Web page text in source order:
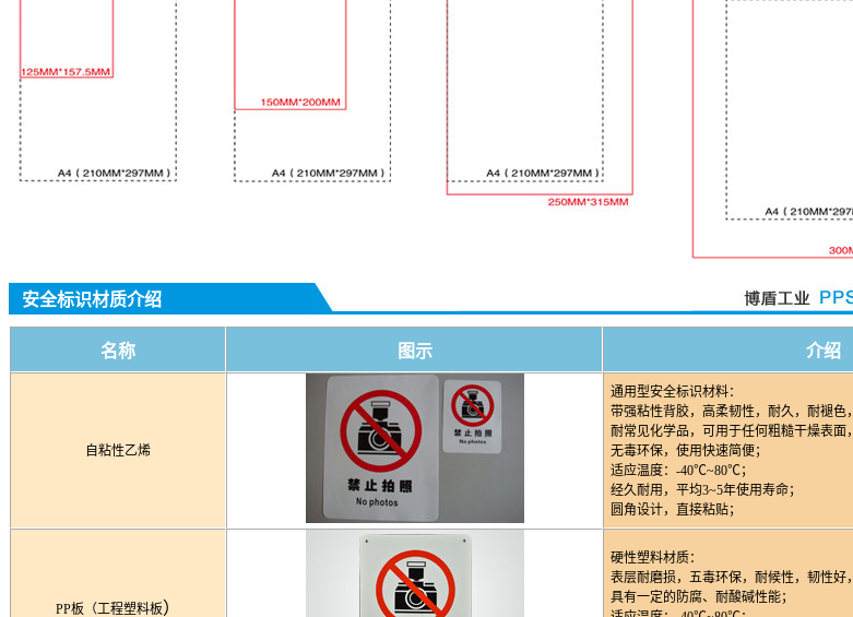
安全标识材质介绍
名称 图示 介绍
自粘性乙烯
通用型安全标识材料：
带强粘性背胶，高柔韧性，耐久，耐褪色，
耐常见化学品，可用于任何粗糙干燥表面，
无毒环保，使用快速简便；
适应温度：-40℃~80℃；
经久耐用，平均3~5年使用寿命；
圆角设计，直接粘贴；
PP板（工程塑料板）
硬性塑料材质：
表层耐磨损，五毒环保，耐候性，韧性好，
具有一定的防腐、耐酸碱性能；